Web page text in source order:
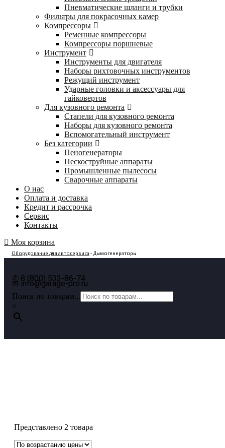
Пневматические шланги и трубки
Фильтры для покрасочных камер
Компрессоры
Ременные компрессоры
Компрессоры поршневые
Инструмент
Инструменты для двигателя
Наборы рихтовочных инструментов
Режущий инструмент
Ударные головки и аксессуары для
гайковертов
Для кузовного ремонта
Стапели для кузовного ремонта
Наборы для кузовного ремонта
Вспомогательный инструмент
Без категории
Пеногенераторы
Пескоструйные аппараты
Промышленные пылесосы
Сварочные аппараты
О нас
Оплата и доставка
Кредит и рассрочка
Сервис
Контакты
Моя корзина
Оборудование для автосервиса - Дымогенераторы
✆ 8 (800) 533-86-74
✉ info@garage-pro.ru
Поиск по товарам...
×
Представлено 2 товара